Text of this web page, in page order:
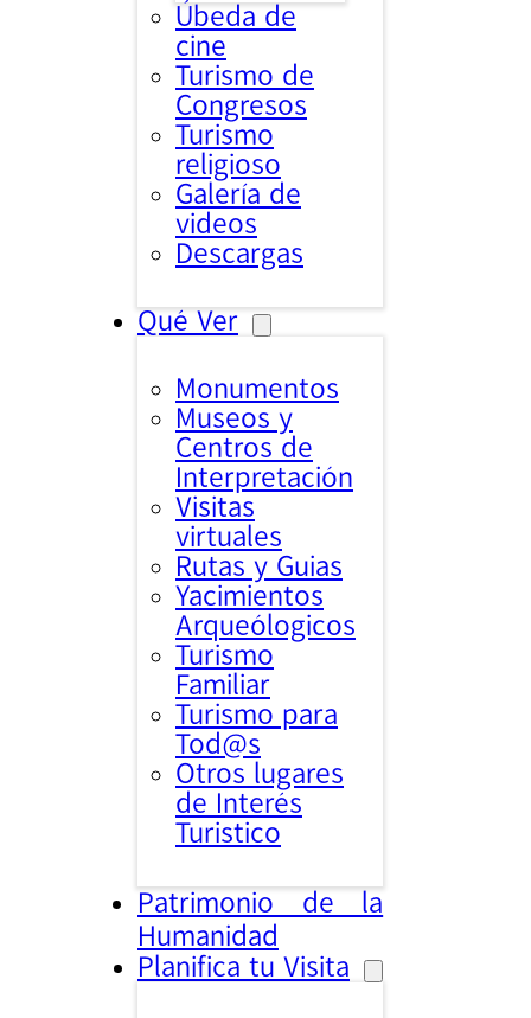
Úbeda de
cine
Turismo de
Congresos
Turismo
religioso
Galería de
videos
Descargas
Qué Ver
Monumentos
Museos y
Centros de
Interpretación
Visitas
virtuales
Rutas y Guias
Yacimientos
Arqueólogicos
Turismo
Familiar
Turismo para
Tod@s
Otros lugares
de Interés
Turistico
Patrimonio de la
Humanidad
Planifica tu Visita